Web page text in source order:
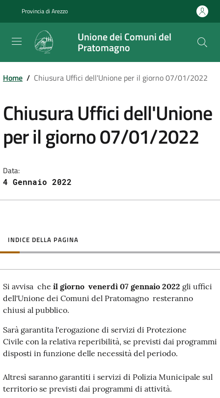
principale
Provincia di Arezzo
Unione dei Comuni del
Pratomagno
Home / Chiusura Uffici dell'Unione per il giorno 07/01/2022
Chiusura Uffici dell'Unione
per il giorno 07/01/2022
Data:
4 Gennaio 2022
INDICE DELLA PAGINA
Si avvisa che il giorno venerdì 07 gennaio 2022 gli uffici
dell'Unione dei Comuni del Pratomagno resteranno
chiusi al pubblico.
Sarà garantita l'erogazione di servizi di Protezione
Civile con la relativa reperibilità, se previsti dai programmi
disposti in funzione delle necessità del periodo.
Altresì saranno garantiti i servizi di Polizia Municipale sul
territorio se previsti dai programmi di attività.